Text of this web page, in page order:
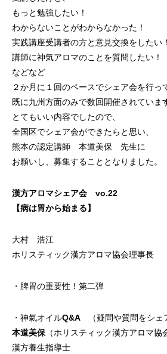
もっと勉強したい！
わからないことがわからなかった！
実践講座受講者の方と意見交換をしたい！
講師に神気アロマのことを質問したい！
などなど
２か月に１回のペースでシェア会を行っ
既に九州方面のみで数回開催されていま
とてもいい内容でしたので、
全国区でシェア会ができたらと思い、
熊本の認定講師 本道美保 先生に
お願いし、募集することとなりました。
漢方アロマシェア会 vo.22
【病は胃から始まる】
大村 浩江
ホリスティック漢方アロマ協会理事長
・脾胃の重要性！第二弾
・神氣オイルQ&A （疑問や質問をシェ
本道美保 （ホリスティック漢方アロマ協
漢方養生指導士